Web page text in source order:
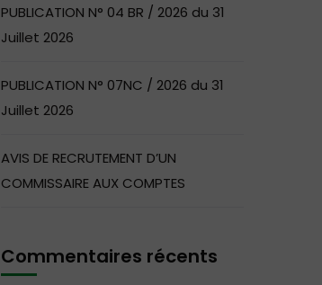
PUBLICATION N° 04 BR / 2026 du 31
Juillet 2026
PUBLICATION N° 07NC / 2026 du 31
Juillet 2026
AVIS DE RECRUTEMENT D’UN
COMMISSAIRE AUX COMPTES
Commentaires récents